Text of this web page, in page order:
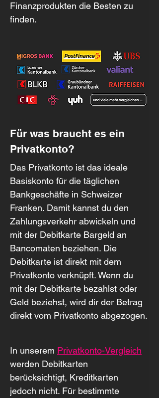
Finanzprodukten die Besten zu
finden.
Für was braucht es ein
Privatkonto?
Das Privatkonto ist das ideale
Basiskonto für die täglichen
Bankgeschäfte in Schweizer
Franken. Damit kannst du den
Zahlungsverkehr abwickeln und
mit der Debitkarte Bargeld an
Bancomaten beziehen. Die
Debitkarte ist direkt mit dem
Privatkonto verknüpft. Wenn du
mit der Debitkarte bezahlst oder
Geld beziehst, wird dir der Betrag
direkt vom Privatkonto abgezogen.
In unserem Privatkonto-Vergleich
werden Debitkarten
berücksichtigt, Kreditkarten
jedoch nicht. Für bestimmte